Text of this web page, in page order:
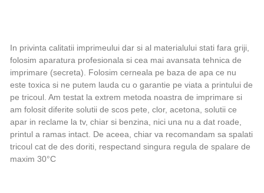
In privinta calitatii imprimeului dar si al materialului stati fara griji,
folosim aparatura profesionala si cea mai avansata tehnica de
imprimare (secreta). Folosim cerneala pe baza de apa ce nu
este toxica si ne putem lauda cu o garantie pe viata a printului de
pe tricoul. Am testat la extrem metoda noastra de imprimare si
am folosit diferite solutii de scos pete, clor, acetona, solutii ce
apar in reclame la tv, chiar si benzina, nici una nu a dat roade,
printul a ramas intact. De aceea, chiar va recomandam sa spalati
tricoul cat de des doriti, respectand singura regula de spalare de
maxim 30°C